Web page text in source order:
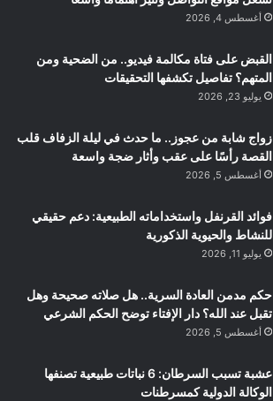
أغسطس 4, 2026
القبض على فتاة مكالمة فيديو.. من الضحية ومن
المتهم؟ تفاصيل تكشفها التحقيقات
يوليو 23, 2026
زواج شابة من عجوز.. ما حدث في ليلة الزفاف قلب
القصة رأسًا على عقب وأثار ضجة واسعة
أغسطس 5, 2026
فوائد القرنفل واستخداماته الطبيعية: دعم حقيقي
للنشاط والحيوية الذكورية
يوليو 11, 2026
حكم مدمن العادة السرية.. هل صلاته صحيحة وهل
تقبل عند الله؟ دار الإفتاء توضح الحكم الشرعي
أغسطس 5, 2026
عشبة تسبب السرطان: 6 نباتات طبيعية تصنفها
الوكالة الدولية كمسرطنات